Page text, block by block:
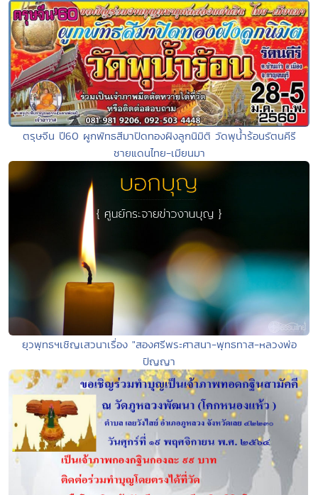
ตรุษจีน ปี60 ผูกพัทธสีมาปิดทองฝังลูกนิมิติ วัดพุน้ำร้อนรัตนคีรี
ชายแดนไทย-เมียนมา
ยุวพุทธฯเชิญเสวนาเรื่อง "สองศรีพระศาสนา-พุทธทาส-หลวงพ่อ
ปัญญา